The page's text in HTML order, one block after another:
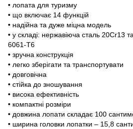
• лопата для туризму
• що включає 14 функцій
• надійна та дуже міцна модель
• у складі: нержавіюча сталь 20Cr13
6061-T6
• зручна конструкція
• легко зберігати та транспортувати
• довговічна
• стійка до зношування
• висока ефективність
• компактні розміри
• довжина лопати складає 100
• ширина головки лопатки – 15,8